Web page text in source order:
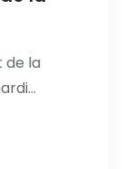
de la